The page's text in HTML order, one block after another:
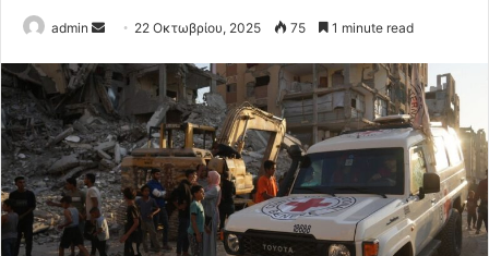
admin
Send
email
22 Οκτωβρίου, 2025 75 1 minute read